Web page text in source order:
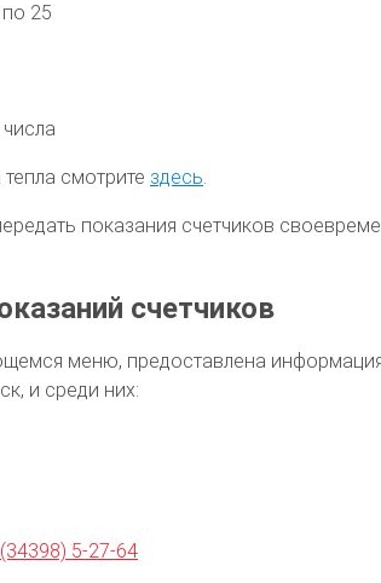
25
смотрите здесь
показания счетчиков
счетчиков
меню, предоставлена
и среди них:
5-27-64